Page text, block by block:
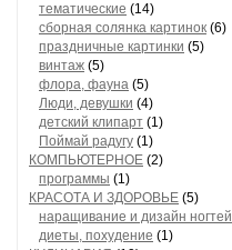
тематические (14)
сборная солянка картинок (6)
праздничные картинки (5)
винтаж (5)
флора, фауна (5)
Люди, девушки (4)
детский клипарт (1)
Поймай радугу (1)
КОМПЬЮТЕРНОЕ (2)
программы (1)
КРАСОТА И ЗДОРОВЬЕ (5)
наращивание и дизайн ногтей
диеты, похудение (1)